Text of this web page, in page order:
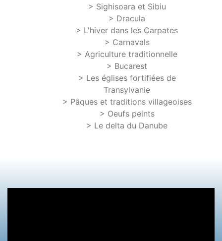
> Sighisoara et Sibiu
> Dracula
> L'hiver dans les Carpates
> Carnavals
> Agriculture traditionnelle
> Bucarest
> Les églises fortifiées de
Transylvanie
> Pâques et traditions villageoises
> Oeufs peints
> Le delta du Danube